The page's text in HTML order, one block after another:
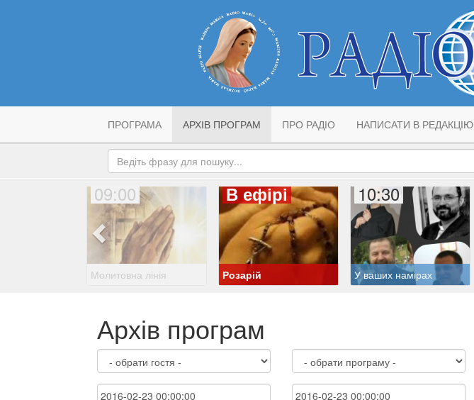
ПРОГРАМА АРХІВ ПРОГРАМ ПРО РАДІО НАПИСАТИ В РЕДАКЦІЮ
09:00
Молитовна лінія
В ефірі
Розарій
10:30
У ваших намірах
Архів програм